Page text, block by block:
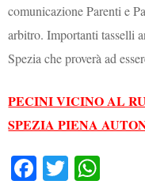
comunicazione Parenti e
arbitro. Importanti tasselli
Spezia che proverà ad
PECINI VICINO AL
SPEZIA PIENA
Fa T